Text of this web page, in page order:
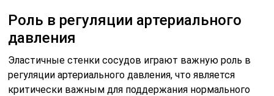
Роль в регуляции артериального
давления
Эластичные стенки сосудов играют важную роль в
регуляции артериального давления, что является
критически важным для поддержания нормального